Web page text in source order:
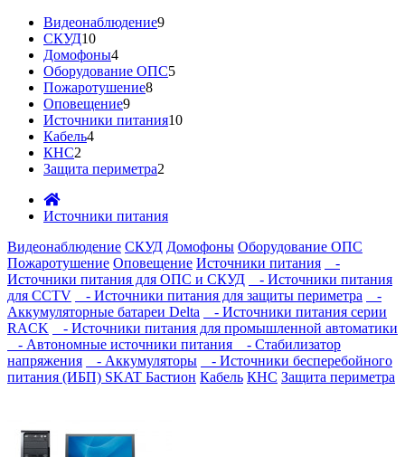
Видеонаблюдение9
СКУД10
Домофоны4
Оборудование ОПС5
Пожаротушение8
Оповещение9
Источники питания10
Кабель4
КНС2
Защита периметра2
Источники питания
Видеонаблюдение СКУД Домофоны Оборудование ОПС
Пожаротушение Оповещение Источники питания
-
Источники питания для ОПС и СКУД
- Источники питания
для CCTV
- Источники питания для защиты периметра
-
Аккумуляторные батареи Delta
- Источники питания серии
RACK
- Источники питания для промышленной автоматики
- Автономные источники питания
- Стабилизатор
напряжения
- Аккумуляторы
- Источники бесперебойного
питания (ИБП) SKAT Бастион Кабель КНС Защита периметра